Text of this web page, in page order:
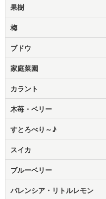
果樹
梅
ブドウ
家庭菜園
カラント
木苺・ベリー
すとろべり～♪
スイカ
ブルーベリー
バレンシア・リトルレモン